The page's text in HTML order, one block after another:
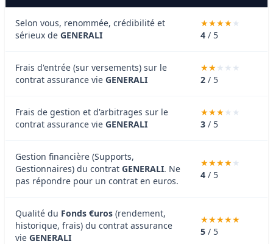
Selon vous, renommée, crédibilité et
sérieux de GENERALI 4 / 5
Frais d'entrée (sur versements) sur le
contrat assurance vie GENERALI 2 / 5
Frais de gestion et d'arbitrages sur le
contrat assurance vie GENERALI 3 / 5
Gestion financière (Supports,
Gestionnaires) du contrat GENERALI. Ne
pas répondre pour un contrat en euros.
4 / 5
Qualité du Fonds €uros (rendement,
historique, frais) du contrat assurance
vie GENERALI
5 / 5